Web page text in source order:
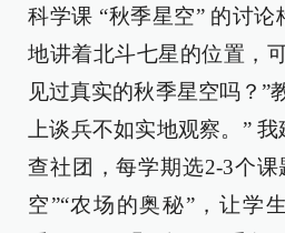
科学课 “秋季星空” 的讨
地讲着北斗七星的位置，
见过真实的秋季星空吗？”
上谈兵不如实地观察。”
查社团，每学期选2-3个
空”“农场的奥秘”，让学